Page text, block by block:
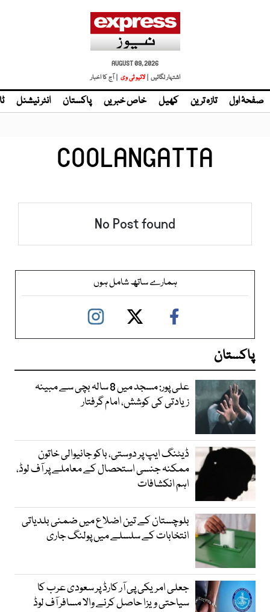
AUGUST 09, 2026
اشتہار لگائیں | لائیو ٹی وی | آج کا اخبار
صفحۂ اول تازہ ترین کھیل خاص خبریں پاکستان انٹر نیشنل
COOLANGATTA
No Post found
ہمارے ساتھ شامل ہوں
پاکستان
علی پور: مسجد میں 8 سالہ بچی سے مبینہ
زیادتی کی کوشش، امام گرفتار
ڈیٹنگ ایپ پر دوستی، باکو جانیوالی خاتون
ممکنہ جنسی استحصال کے معاملے پر آف لوڈ،
اہم انکشافات
بلوچستان کے تین اضلاع میں ضمنی بلدیاتی
انتخابات کے سلسلے میں پولنگ جاری
جعلی امریکی پی آر کارڈ پر سعودی عرب کا
سیاحتی ویزا حاصل کرنے والا مسافر آف لوڈ